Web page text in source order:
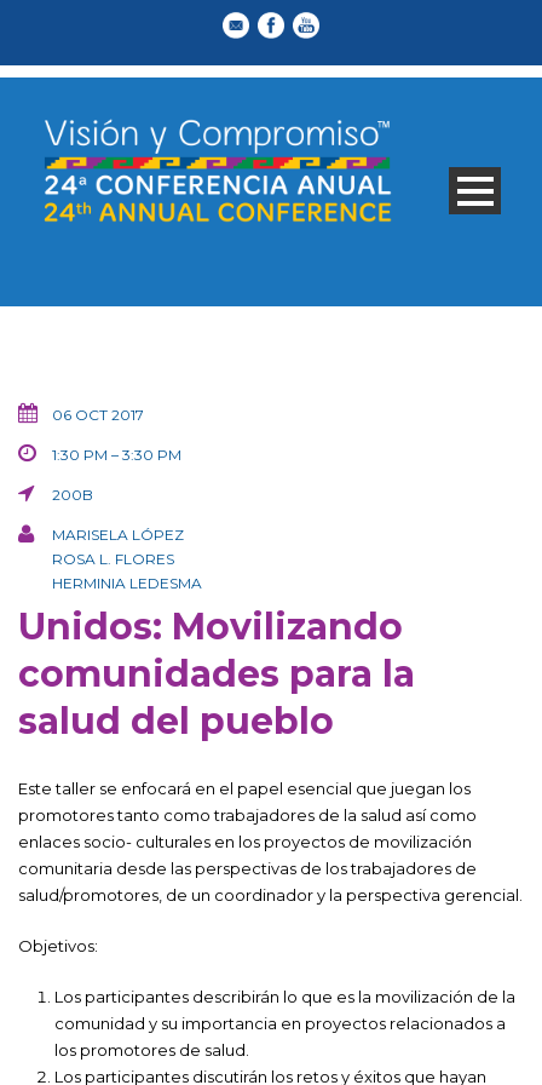
06 OCT 2017
1:30 PM – 3:30 PM
200B
MARISELA LÓPEZ
ROSA L. FLORES
HERMINIA LEDESMA
Unidos: Movilizando
comunidades para la
salud del pueblo
Este taller se enfocará en el papel esencial que juegan los
promotores tanto como trabajadores de la salud así como
enlaces socio- culturales en los proyectos de movilización
comunitaria desde las perspectivas de los trabajadores de
salud/promotores, de un coordinador y la perspectiva gerencial.
Objetivos:
Los participantes describirán lo que es la movilización de la
comunidad y su importancia en proyectos relacionados a
los promotores de salud.
Los participantes discutirán los retos y éxitos que hayan